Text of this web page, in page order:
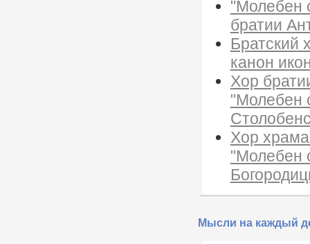
"Молебен
братии
Братский
канон
Хор
"Молебен
Хор храма
"Молебен
Мысли на каждый